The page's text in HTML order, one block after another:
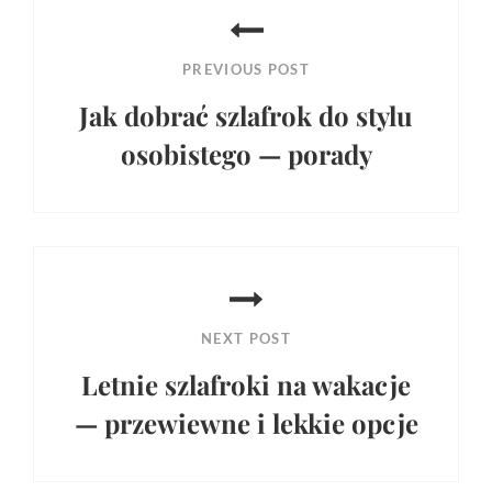
PREVIOUS POST
Jak dobrać szlafrok do stylu
osobistego — porady
NEXT POST
Letnie szlafroki na wakacje
— przewiewne i lekkie opcje